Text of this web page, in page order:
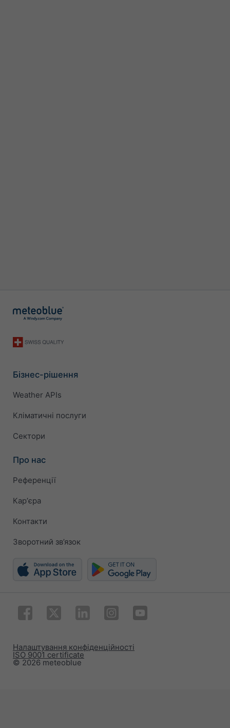
Бізнес-рішення
Weather APIs
Кліматичні послуги
Сектори
Про нас
Референції
Карʼєра
Контакти
Зворотний зв’язок
© 2026 meteoblue
ISO 9001 certificate
Налаштування конфіденційності